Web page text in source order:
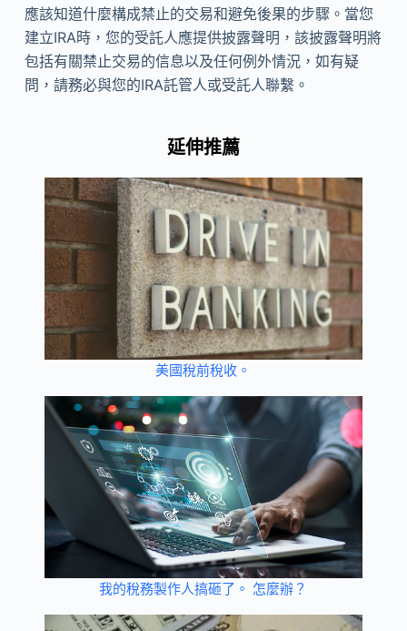
應該知道什麼構成禁止的交易和避免後果的步驟。當您
建立IRA時，您的受託人應提供披露聲明，該披露聲明將
包括有關禁止交易的信息以及任何例外情況，如有疑
問，請務必與您的IRA託管人或受託人聯繫。
延伸推薦
美國稅前稅收。
我的稅務製作人搞砸了。 怎麼辦？